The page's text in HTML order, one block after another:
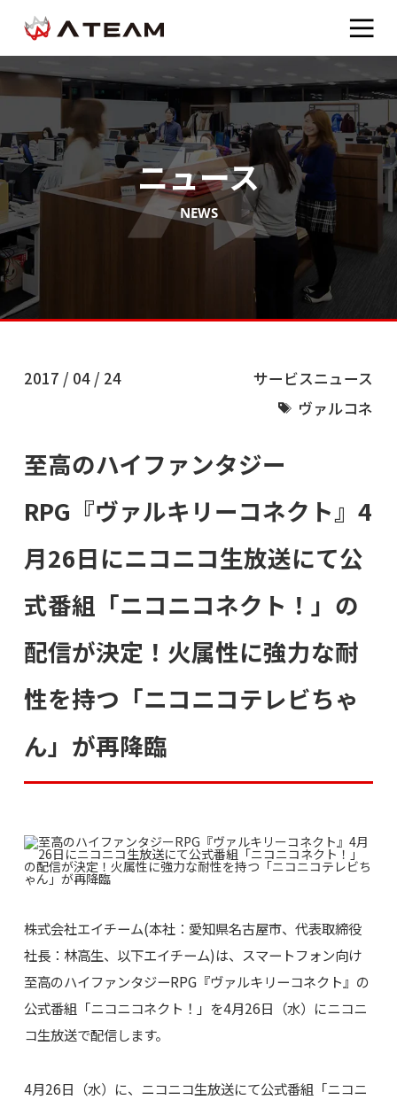
ニュース
NEWS
2017 / 04 / 24
サービスニュース
ヴァルコネ
至高のハイファンタジー
RPG『ヴァルキリーコネクト』4
月26日にニコニコ生放送にて公
式番組「ニコニコネクト！」の
配信が決定！火属性に強力な耐
性を持つ「ニコニコテレビちゃ
ん」が再降臨
株式会社エイチーム(本社：愛知県名古屋市、代表取締役
社長：林高生、以下エイチーム)は、スマートフォン向け
至高のハイファンタジーRPG『ヴァルキリーコネクト』の
公式番組「ニコニコネクト！」を4月26日（水）にニコニ
コ生放送で配信します。
4月26日（水）に、ニコニコ生放送にて公式番組「ニコニ